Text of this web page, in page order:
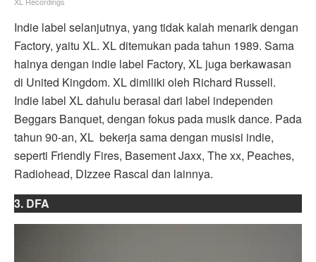
Indie label selanjutnya, yang tidak kalah menarik dengan
Factory, yaitu XL. XL ditemukan pada tahun 1989. Sama
halnya dengan indie label Factory, XL juga berkawasan
di United Kingdom. XL dimiliki oleh Richard Russell.
Indie label XL dahulu berasal dari label independen
Beggars Banquet, dengan fokus pada musik dance. Pada
tahun 90-an, XL bekerja sama dengan musisi indie,
seperti Friendly Fires, Basement Jaxx, The xx, Peaches,
Radiohead, DIzzee Rascal dan lainnya.
3. DFA